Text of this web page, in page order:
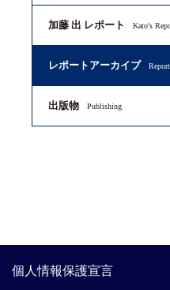
加藤 出 レポート Kato's
レポートアーカイブ
出版物 Publishing
個人情報保護宣言